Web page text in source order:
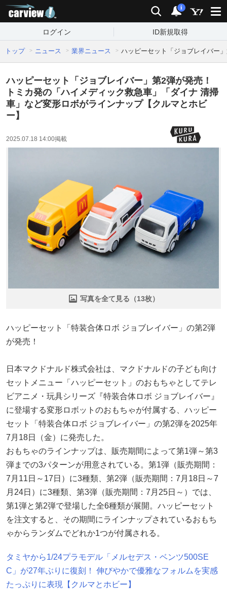
検索 通知
i
ログイン ID新規取得
トップ ニュース 業界ニュース ハッピーセット「ジョブレイバー
ハッピーセット「ジョブレイバー」第2弾が発売！
トミカ発の「ハイメディック救急車」「ダイナ 清掃
車」など変形ロボがラインナップ【クルマとホビ
ー】
2025.07.18 14:00掲載
写真を全て見る（13枚）
ハッピーセット「特装合体ロボ ジョブレイバー」の第2弾
が発売！
日本マクドナルド株式会社は、マクドナルドの子ども向け
セットメニュー「ハッピーセット」のおもちゃとしてテレ
ビアニメ・玩具シリーズ『特装合体ロボ ジョブレイバー』
に登場する変形ロボットのおもちゃが付属する、ハッピー
セット「特装合体ロボ ジョブレイバー」の第2弾を2025年
7月18日（金）に発売した。
おもちゃのラインナップは、販売期間によって第1弾～第3
弾までの3パターンが用意されている。第1弾（販売期間：
7月11日～17日）に3種類、第2弾（販売期間：7月18日～7
月24日）に3種類、第3弾（販売期間：7月25日～）では、
第1弾と第2弾で登場した全6種類が展開。ハッピーセット
を注文すると、その期間にラインナップされているおもち
ゃからランダムでどれか1つが付属される。
タミヤから1/24プラモデル「メルセデス・ベンツ500SE
C」が27年ぶりに復刻！ 伸びやかで優雅なフォルムを実感
たっぷりに表現【クルマとホビー】